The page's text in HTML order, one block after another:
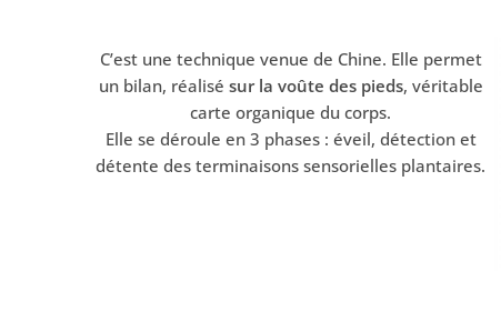
C’est une technique venue de Chine. Elle permet
un bilan, réalisé sur la voûte des pieds, véritable
carte organique du corps.
Elle se déroule en 3 phases : éveil, détection et
détente des terminaisons sensorielles plantaires.